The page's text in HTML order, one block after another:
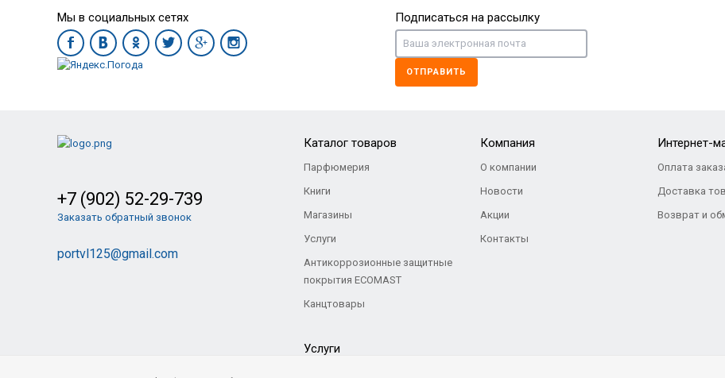
Мы в социальных сетях Подписаться на рассылку
ОТПРАВИТЬ
+7 (902) 52-29-739
Заказать обратный звонок
portvl125@gmail.com
Каталог товаров
Парфюмерия
Книги
Магазины
Услуги
Антикоррозионные защитные
покрытия ECOMAST
Канцтовары
Компания
О компании
Новости
Акции
Контакты
Интернет-
Оплата
Доставка
Возврат и
Услуги